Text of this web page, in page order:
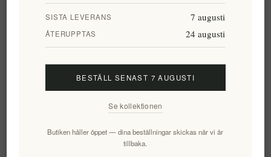
Prenumerera Avsluta bevakning
SISTA LEVERANS 7 augusti
ÅTERUPPTAS 24 augusti
BESTÄLL SENAST 7 AUGUSTI
Se kollektionen
Butiken håller öppet — dina beställningar skickas när vi är
tillbaka.